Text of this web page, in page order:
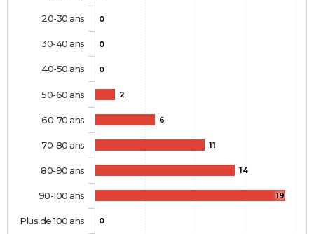
0
0
0
2
6
11
14
19
0
20-30 ans
30-40 ans
40-50 ans
50-60 ans
60-70 ans
70-80 ans
80-90 ans
90-100 ans
Plus de 100 ans